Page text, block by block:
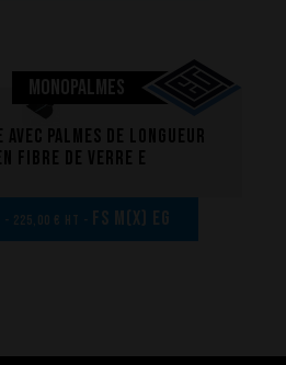
MONOPALMES
avec palmes de longueur
fibre de verre E
- 225,00 € HT - FS M(x) EG